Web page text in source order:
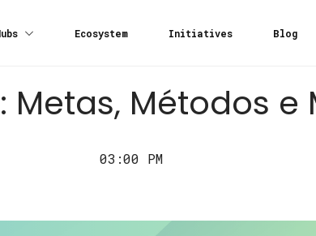
Ecosystem Initiatives Blog
Metas, Métodos
03:00 PM